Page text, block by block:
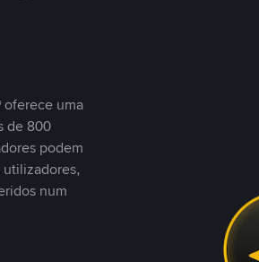
oferece uma
de 800
podem
num